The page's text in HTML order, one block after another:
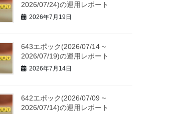
2026/07/24)の運用レポート
2026年7月19日
643エポック(2026/07/14 ~
2026/07/19)の運用レポート
2026年7月14日
642エポック(2026/07/09 ~
2026/07/14)の運用レポート